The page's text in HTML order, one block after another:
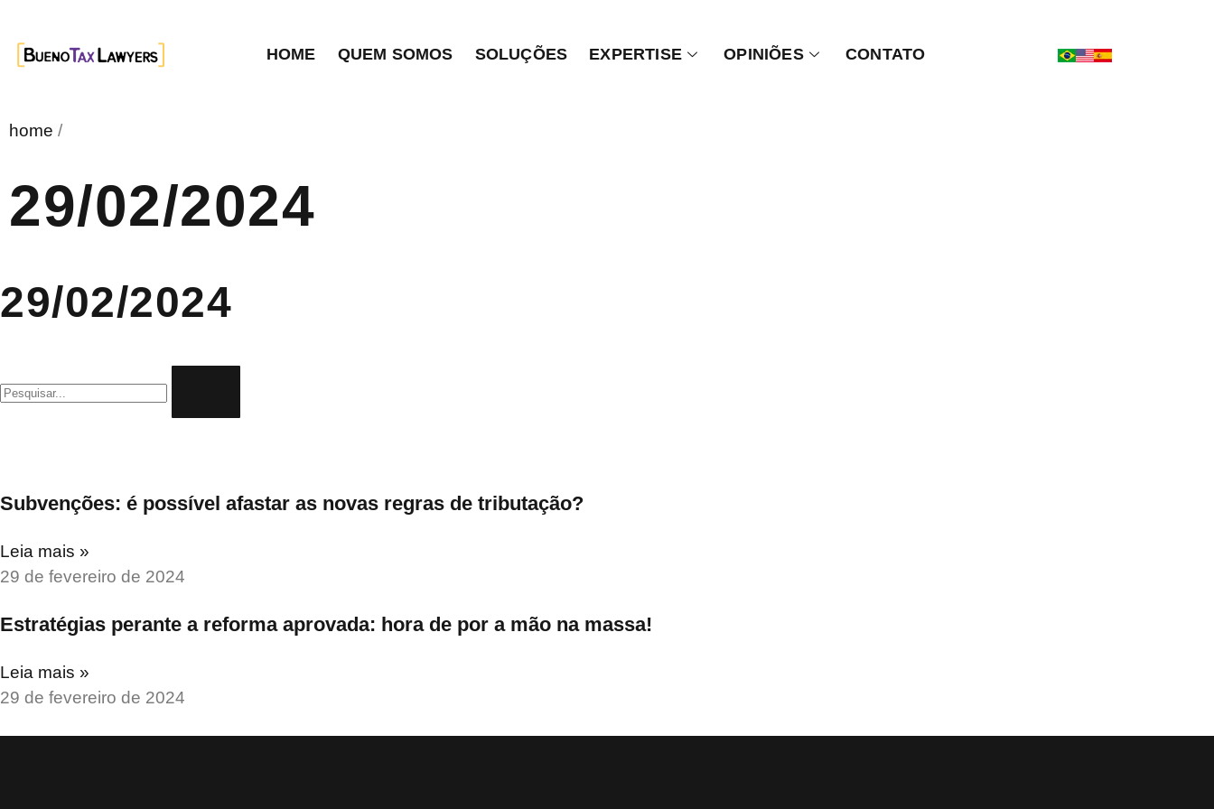
HOME QUEM SOMOS SOLUÇÕES EXPERTISE OPINIÕES CONTATO
home /
29/02/2024
29/02/2024
Subvenções: é possível afastar as novas regras de tributação?
Leia mais »
29 de fevereiro de 2024
Estratégias perante a reforma aprovada: hora de por a mão na massa!
Leia mais »
29 de fevereiro de 2024